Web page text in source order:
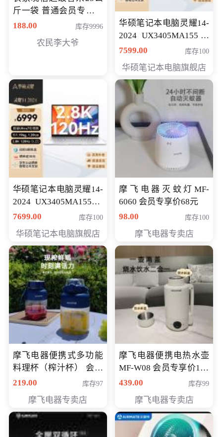
斤一袋 普通会员专享价
格178元
188.00 库存9996
农民李大爷
华硕笔记本电脑灵耀14-
2024 UX3405MA155冰
川银 oled 智慧轻薄本 会
7599.00 库存100
华硕笔记本电脑旗舰店
华硕笔记本电脑灵耀14-
2024 UX3405MA155夜
空蓝 oled 智慧轻薄本 会
7699.00 库存100
华硕笔记本电脑旗舰店
摩飞电器灭蚊灯MF-
6060 会员专享价68元
98.00
库存100
摩飞电器专卖店
摩飞电器便携式多功能
料理杯（榨汁杯） 会员
专享价118元
219.00 库存97
摩飞电器专卖店
摩飞电器便携电热水壶
MF-W08 会员专享价198
元
439.00 库存99
摩飞电器专卖店